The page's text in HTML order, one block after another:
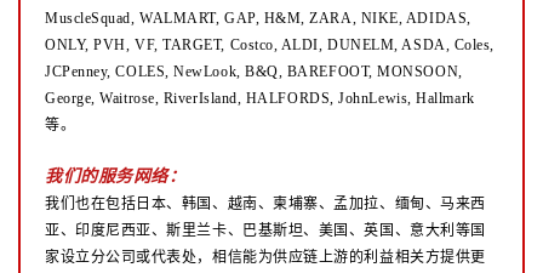
MuscleSquad, WALMART, GAP, H&M, ZARA, NIKE, ADIDAS,
ONLY, PVH, VF, TARGET, Costco, ALDI, DUNELM, ASDA, Coles,
JCPenney, COLES, NewLook, B&Q, BAREFOOT, MONSOON,
George, Waitrose, RiverIsland, HALFORDS, JohnLewis, Hallmark
等。
我们的服务网络：
我们也在包括日本、韩国、越南、柬埔寨、孟加拉、缅甸、马来西
亚、印度尼西亚、斯里兰卡、巴基斯坦、美国、英国、意大利等国
家设立分公司或代表处，相信能为供应链上游的利益相关方提供更